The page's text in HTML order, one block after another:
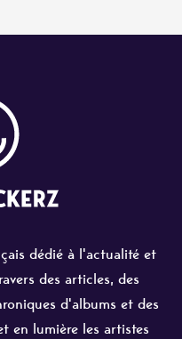
dédié à l'actualité et
des articles, des
d'albums et des
en lumière les artistes